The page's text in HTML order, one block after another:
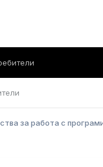
за работа с